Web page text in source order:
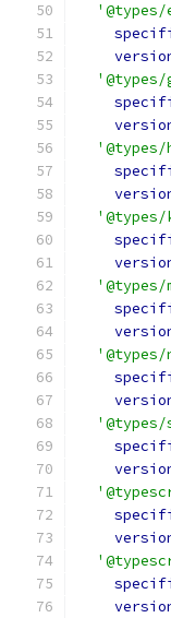
'@types/
'@types/
'@types/